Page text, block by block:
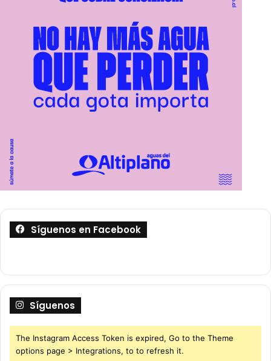
Síguenos en Facebook
Síguenos
The Instagram Access Token is expired, Go to the Theme
options page > Integrations, to to refresh it.